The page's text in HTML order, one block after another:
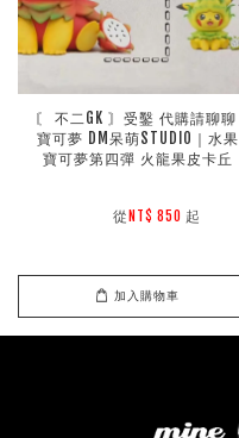
〘 不二GK 〙受鑿 代購請聊聊
寶可夢 DM呆萌STUDIO｜水果
寶可夢第四彈 火龍果皮卡丘
        從
NT$ 850 起
加入購物車